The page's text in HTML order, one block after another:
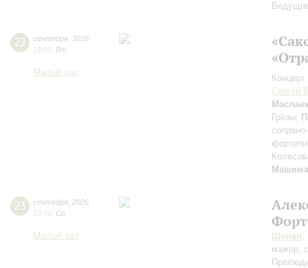
22 сентября 2026
19:00 Вт
Малый зал
Сергей
Грёзы;
Машима
23 сентября 2026
19:00 Ср
Малый зал Шопен:
мажор,